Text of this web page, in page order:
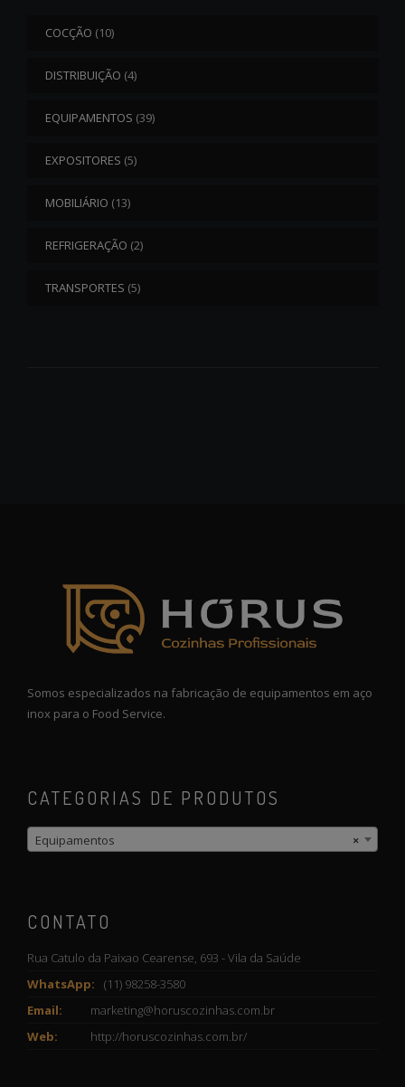
COCÇÃO (10)
DISTRIBUIÇÃO (4)
EQUIPAMENTOS (39)
EXPOSITORES (5)
MOBILIÁRIO (13)
REFRIGERAÇÃO (2)
TRANSPORTES (5)
Somos especializados na fabricação de equipamentos em aço
inox para o Food Service.
CATEGORIAS DE PRODUTOS
×
Equipamentos
CONTATO
Rua Catulo da Paixao Cearense, 693 - Vila da Saúde
WhatsApp:
(11) 98258-3580
Email:
marketing@horuscozinhas.com.br
Web:
http://horuscozinhas.com.br/